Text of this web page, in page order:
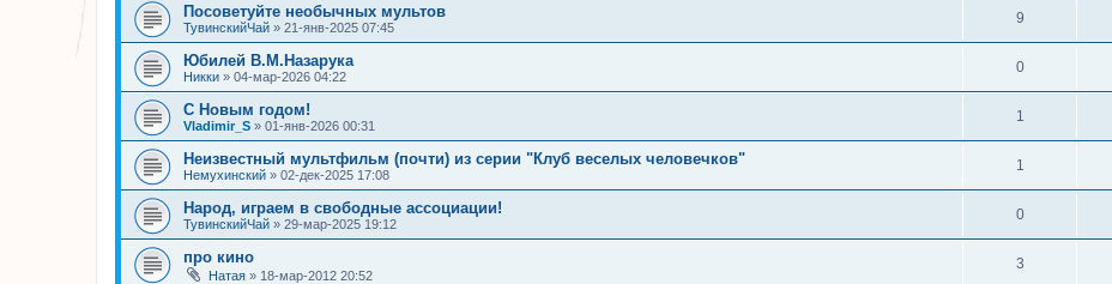
Посоветуйте необычных мультов
ТувинскийЧай » 21-янв-2025 07:45
9
Юбилей В.М.Назарука
Никки » 04-мар-2026 04:22
0
С Новым годом!
Vladimir_S » 01-янв-2026 00:31
1
Неизвестный мультфильм (почти) из серии "Клуб веселых человечков"
Немухинский » 02-дек-2025 17:08
1
Народ, играем в свободные ассоциации!
ТувинскийЧай » 29-мар-2025 19:12
0
про кино
Натая » 18-мар-2012 20:52
3